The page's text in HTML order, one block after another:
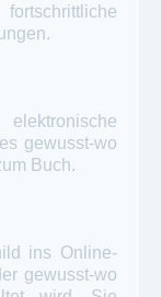
gewusst-wo
Buch.
ins Online-
gewusst-wo